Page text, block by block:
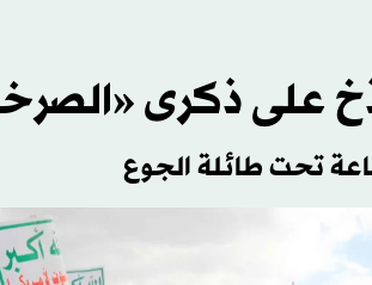
على ذكرى
تحت طائلة الجوع